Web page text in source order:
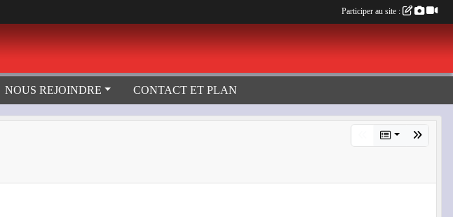
NOUS REJOINDRE CONTACT ET PLAN
Participer au site :